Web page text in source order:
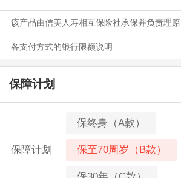
该产品由信美人寿相互保险社承保并负责理赔
各支付方式的银行限额说明
保障计划
保障计划
保终身（A款）
保至70周岁（B款）